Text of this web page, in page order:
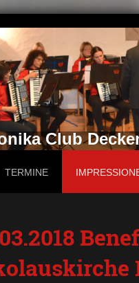
Club
TERMINE